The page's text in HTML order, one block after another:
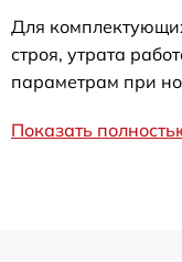
Для
строя, утрата
параметрам при
Показать